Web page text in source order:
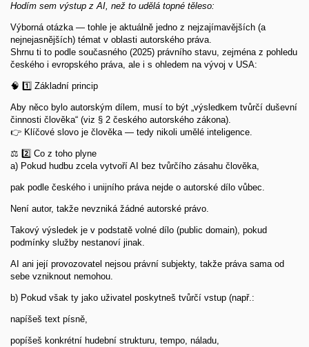
Hodím sem výstup z AI, než to udělá topné těleso:
Výborná otázka — tohle je aktuálně jedno z nejzajímavějších (a
nejnejasnějších) témat v oblasti autorského práva.
Shrnu ti to podle současného (2025) právního stavu, zejména z pohledu
českého i evropského práva, ale i s ohledem na vývoj v USA:
🧠 1️⃣ Základní princip
Aby něco bylo autorským dílem, musí to být „výsledkem tvůrčí duševní
činnosti člověka“ (viz § 2 českého autorského zákona).
👉 Klíčové slovo je člověka — tedy nikoli umělé inteligence.
⚖️ 2️⃣ Co z toho plyne
a) Pokud hudbu zcela vytvoří AI bez tvůrčího zásahu člověka,
pak podle českého i unijního práva nejde o autorské dílo vůbec.
Není autor, takže nevzniká žádné autorské právo.
Takový výsledek je v podstatě volné dílo (public domain), pokud
podmínky služby nestanoví jinak.
AI ani její provozovatel nejsou právní subjekty, takže práva sama od
sebe vzniknout nemohou.
b) Pokud však ty jako uživatel poskytneš tvůrčí vstup (např.:
napíšeš text písně,
popíšeš konkrétní hudební strukturu, tempo, náladu,